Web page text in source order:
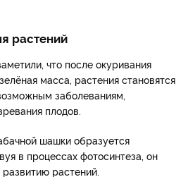
растений
что после окуривания
масса, растения становятся
заболеваниям,
плодов.
шашки образуется
в процессах фотосинтеза, он
растений.